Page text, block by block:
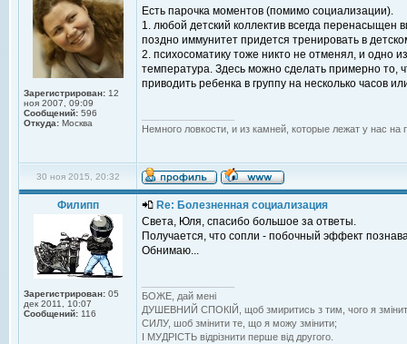
Зарегистрирован: 12
ноя 2007, 09:09
Сообщений: 596
Откуда: Москва
Есть парочка моментов (помимо социализации).
1. любой детский коллектив всегда перенасыщен
поздно иммунитет придется тренировать в
2. психосоматику тоже никто не отменял, и одно
температура. Здесь можно сделать примерно то,
приводить ребенка в группу на несколько часов
Немного ловкости, и из камней, которые лежат у нас на
30 ноя 2015, 20:32
Филипп
Зарегистрирован: 05
дек 2011, 10:07
Сообщений: 116
Re: Болезненная социализация
Света, Юля, спасибо большое за ответы.
Получается, что сопли - побочный эффект
Обнимаю...
БОЖЕ, дай менi
ДУШЕВНИЙ СПОКIЙ, щоб змиритись з тим, чого я
СИЛУ, шоб змiнити те, що я можу змiнити;
I МУДРIСТЬ вiдрiзнити перше вiд другого.